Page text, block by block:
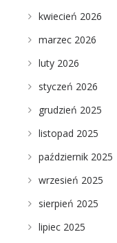
kwiecień 2026
marzec 2026
luty 2026
styczeń 2026
grudzień 2025
listopad 2025
październik 2025
wrzesień 2025
sierpień 2025
lipiec 2025